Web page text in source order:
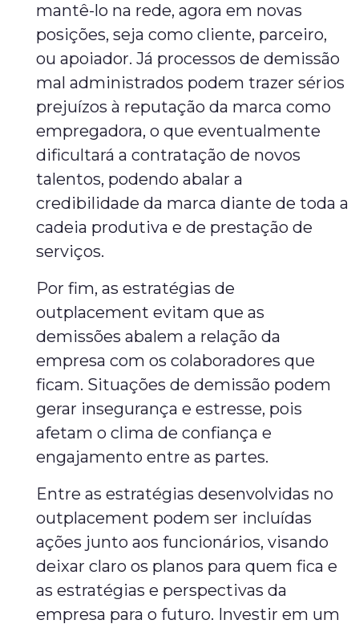
mantê-lo na rede, agora em novas
posições, seja como cliente, parceiro,
ou apoiador. Já processos de demissão
mal administrados podem trazer sérios
prejuízos à reputação da marca como
empregadora, o que eventualmente
dificultará a contratação de novos
talentos, podendo abalar a
credibilidade da marca diante de toda a
cadeia produtiva e de prestação de
serviços.
Por fim, as estratégias de
outplacement evitam que as
demissões abalem a relação da
empresa com os colaboradores que
ficam. Situações de demissão podem
gerar insegurança e estresse, pois
afetam o clima de confiança e
engajamento entre as partes.
Entre as estratégias desenvolvidas no
outplacement podem ser incluídas
ações junto aos funcionários, visando
deixar claro os planos para quem fica e
as estratégias e perspectivas da
empresa para o futuro. Investir em um